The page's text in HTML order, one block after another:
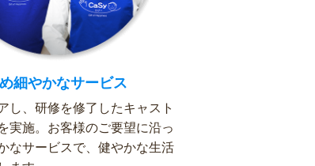
細やかなサービス
し、研修を修了したキャスト
実施。お客様のご要望に沿っ
なサービスで、健やかな生活